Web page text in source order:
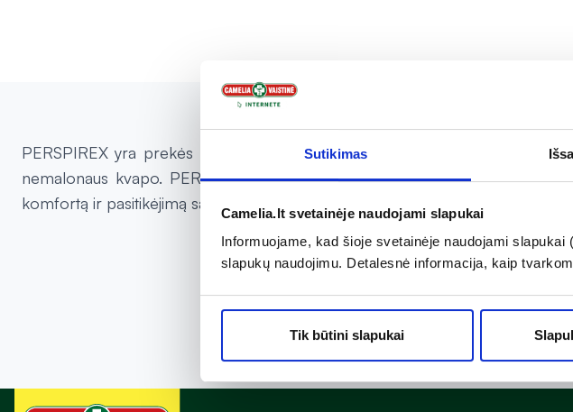
Sutikimas
Camelia.lt svetainėje naudojami slapukai
Informuojame, kad šioje svetainėje naudojami
slapukų naudojimu. Detalesnė informacija, kaip
Tik būtini slapukai
PERSPIREX yra prekės ženklas, besispecializuojantis priemonių nuo
nemalonaus kvapo. PERSPIREX antiperspirantai yra itin veiksmingi, tad
komfortą ir pasitikėjimą savimi visą dieną. Tai puikus pasirinkimas žmonėms,